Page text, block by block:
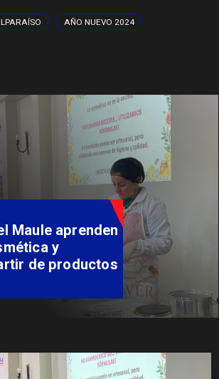
AÑO NUEVO 2024
destaca
en el inicio
Subcomisaría